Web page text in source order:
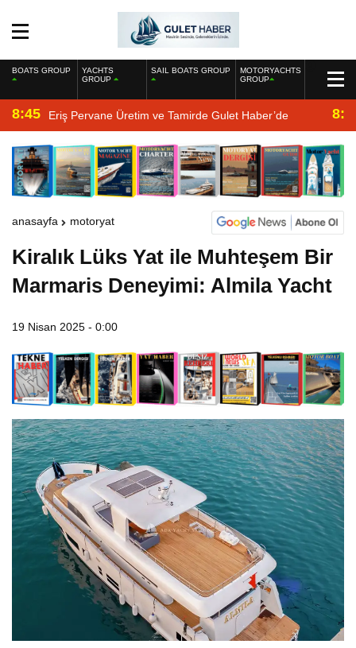
BOATS GROUP
YACHTS
GROUP
SAIL BOATS GROUP
MOTORYACHTS
GROUP
8:45 Eriş Pervane Üretim ve Tamirde Gulet Haber’de
anasayfa motoryat
Kiralık Lüks Yat ile Muhteşem Bir
Marmaris Deneyimi: Almila Yacht
19 Nisan 2025 - 0:00